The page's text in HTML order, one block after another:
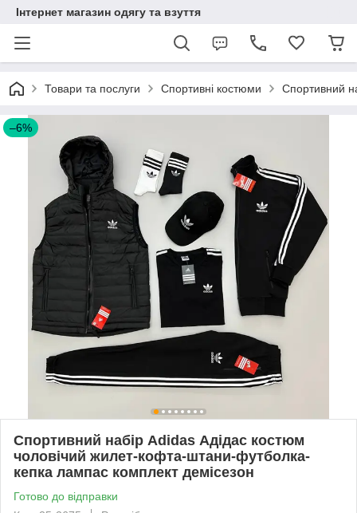
Інтернет магазин одягу та взуття
Товари та послуги Спортивні костюми Спортивний
–6%
Спортивний набір Adidas Адідас костюм
чоловічий жилет-кофта-штани-футболка-
кепка лампас комплект демісезон
Готово до відправки